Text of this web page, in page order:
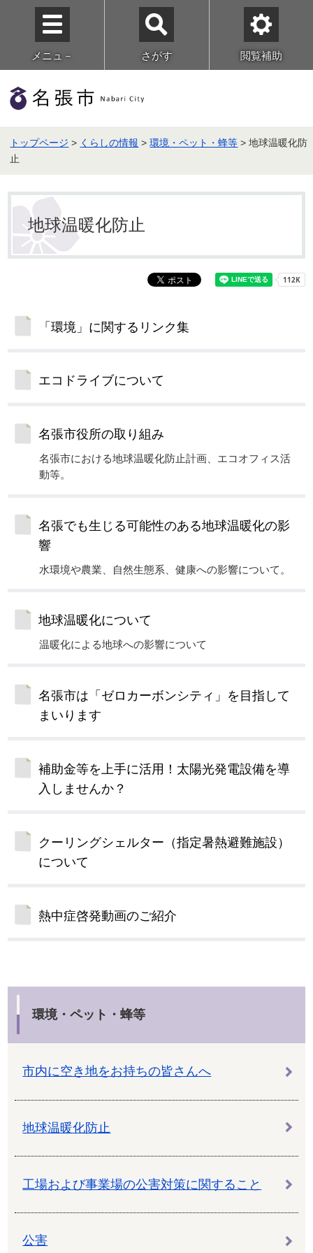
メニュ－ さがす 閲覧補助
トップページ > くらしの情報 >環境・ペット・蜂等 > 地球温暖化防
止
地球温暖化防止
「環境」に関するリンク集
エコドライブについて
名張市役所の取り組み
名張市における地球温暖化防止計画、エコオフィス活
動等。
名張でも生じる可能性のある地球温暖化の影
響
水環境や農業、自然生態系、健康への影響について。
地球温暖化について
温暖化による地球への影響について
名張市は「ゼロカーボンシティ」を目指して
まいります
補助金等を上手に活用！太陽光発電設備を導
入しませんか？
クーリングシェルター（指定暑熱避難施設）
について
熱中症啓発動画のご紹介
環境・ペット・蜂等
市内に空き地をお持ちの皆さんへ
地球温暖化防止
工場および事業場の公害対策に関すること
公害